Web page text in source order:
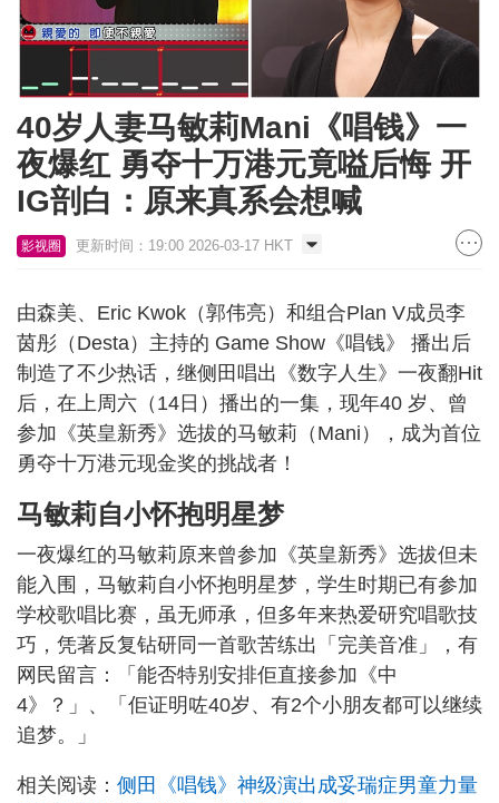
40岁人妻马敏莉Mani《唱钱》一
夜爆红 勇夺十万港元竟嗌后悔 开
IG剖白：原来真系会想喊
影视圈 更新时间：19:00 2026-03-17 HKT
由森美、Eric Kwok（郭伟亮）和组合Plan V成员李
茵彤（Desta）主持的 Game Show《唱钱》 播出后
制造了不少热话，继侧田唱出《数字人生》一夜翻Hit
后，在上周六（14日）播出的一集，现年40 岁、曾
参加《英皇新秀》选拔的马敏莉（Mani），成为首位
勇夺十万港元现金奖的挑战者！
马敏莉自小怀抱明星梦
一夜爆红的马敏莉原来曾参加《英皇新秀》选拔但未
能入围，马敏莉自小怀抱明星梦，学生时期已有参加
学校歌唱比赛，虽无师承，但多年来热爱研究唱歌技
巧，凭著反复钻研同一首歌苦练出「完美音准」，有
网民留言：「能否特别安排佢直接参加《中
4》？」、「佢证明咗40岁、有2个小朋友都可以继续
追梦。」
相关阅读： 侧田《唱钱》神级演出成妥瑞症男童力量